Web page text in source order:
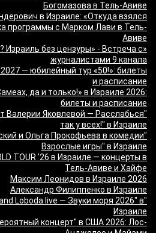
Богомазова в Тель-Авиве
в Израиле: «Откуда взялся
программы с Марком Лави в Тель-
Авиве
Израиль без цензуры» - Встреча с
журналистами 9 канала
— юбилейный тур «50!»: билеты
и расписание
да и только!» в Израиле 2026:
билеты и расписание
Валерии Яковлевой — Расслабься
так у всех!" в Израиле
и Ольга Прокофьева в комедии
Взрослые игры" в Израиле
TOUR '26 в Израиле — концерты в
Тель-Авиве и Хайфе
Максим Леонидов в Израиле 2026
Александр Филиппенко в Израиле
Loboda live — Звуки моря 2026" в
Израиле
концерт" в США 2026: Лос-